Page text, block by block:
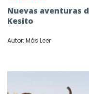
Nuevas aventuras
Kesito
Autor: Más Leer